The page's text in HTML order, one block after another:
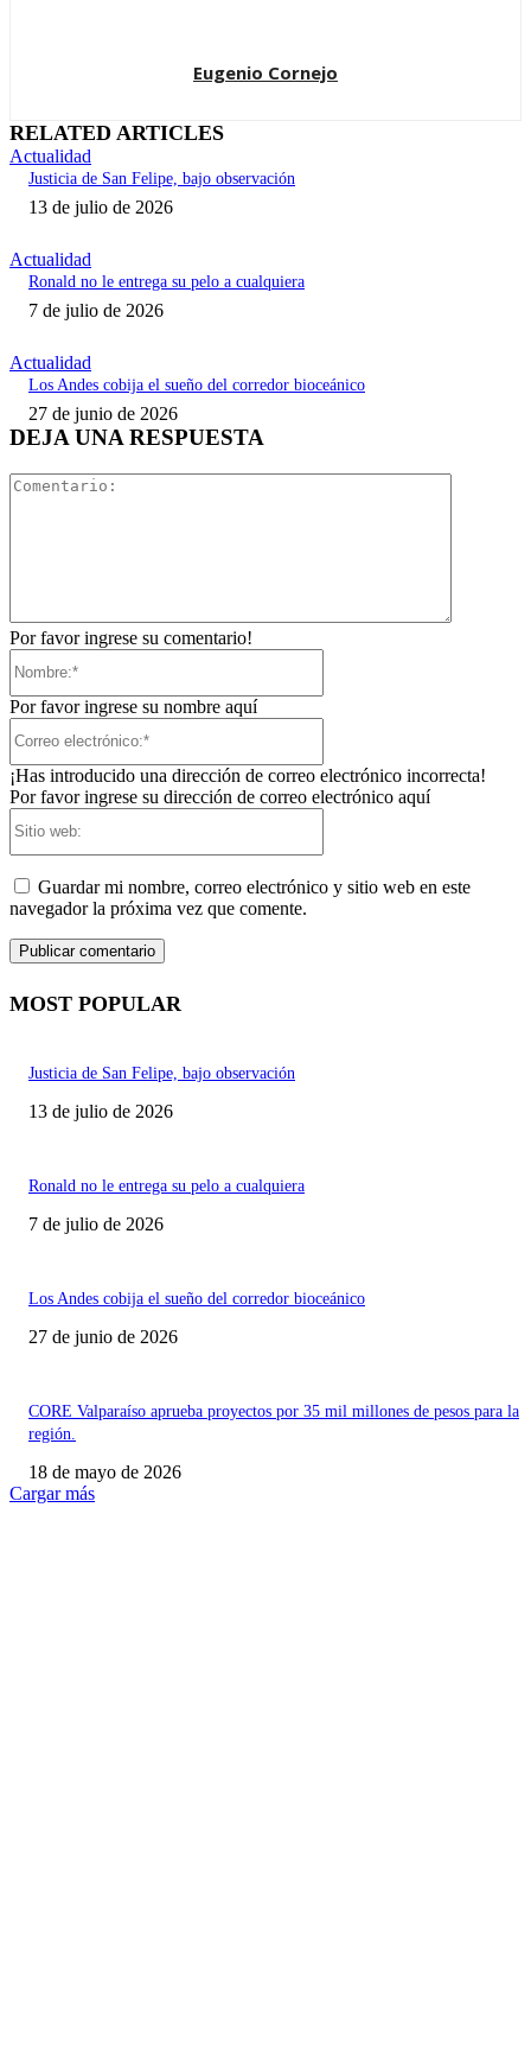
Eugenio Cornejo
RELATED ARTICLES
Actualidad
Justicia de San Felipe, bajo observación
13 de julio de 2026
Actualidad
Ronald no le entrega su pelo a cualquiera
7 de julio de 2026
Actualidad
Los Andes cobija el sueño del corredor bioceánico
27 de junio de 2026
DEJA UNA RESPUESTA
Por favor ingrese su comentario!
Por favor ingrese su nombre aquí
¡Has introducido una dirección de correo electrónico incorrecta!
Por favor ingrese su dirección de correo electrónico aquí
Guardar mi nombre, correo electrónico y sitio web en este
navegador la próxima vez que comente.
MOST POPULAR
Justicia de San Felipe, bajo observación
13 de julio de 2026
Ronald no le entrega su pelo a cualquiera
7 de julio de 2026
Los Andes cobija el sueño del corredor bioceánico
27 de junio de 2026
CORE Valparaíso aprueba proyectos por 35 mil millones de pesos para la
región.
18 de mayo de 2026
Cargar más